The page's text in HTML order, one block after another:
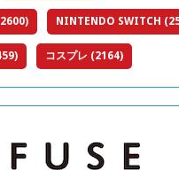
NINTENDO SWITCH
コスプレ (2164)